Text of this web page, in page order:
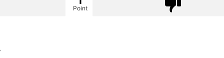
Point